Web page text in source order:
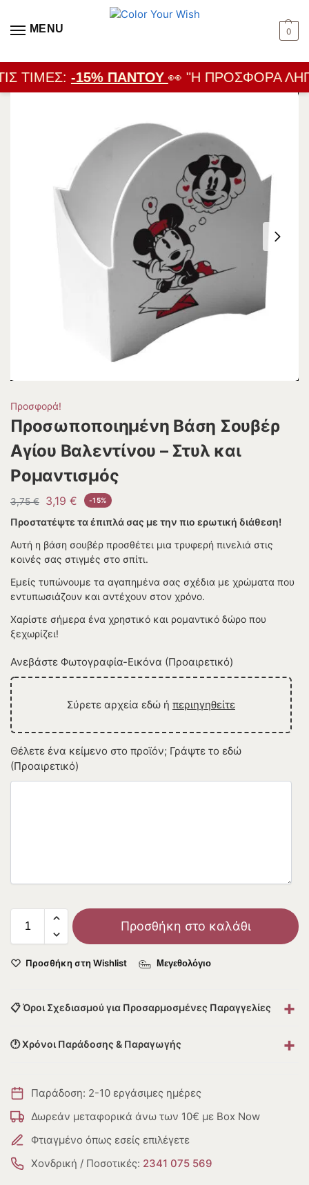
MENU 0
ΤΙΜΈΣ:-15% ΠΑΝΤΟΎ👀 "Η ΠΡΟΣΦΟΡΆ
Προσφορά!
Προσωποποιημένη Βάση Σουβέρ
Αγίου Βαλεντίνου – Στυλ και
Ρομαντισμός
3,75€ 3,19 € -15%
Προστατέψτε τα έπιπλά σας με την πιο ερωτική διάθεση!
Αυτή η βάση σουβέρ προσθέτει μια τρυφερή πινελιά στις
κοινές σας στιγμές στο σπίτι.
Εμείς τυπώνουμε τα αγαπημένα σας σχέδια με χρώματα που
εντυπωσιάζουν και αντέχουν στον χρόνο.
Χαρίστε σήμερα ένα χρηστικό και ρομαντικό δώρο που
ξεχωρίζει!
Ανεβάστε Φωτογραφία-Εικόνα (Προαιρετικό)
Σύρετε αρχεία εδώ ή περιηγηθείτε
Θέλετε ένα κείμενο στο προϊόν; Γράψτε το εδώ
(Προαιρετικό)
Προσθήκη στο καλάθι
Προσθήκη στη Wishlist Μεγεθολόγιο
📋 Όροι Σχεδιασμού για Προσαρμοσμένες Παραγγελίες +
🕐 Χρόνοι Παράδοσης & Παραγωγής +
Παράδοση: 2-10 εργάσιμες ημέρες
Δωρεάν μεταφορικά άνω των 10€ με Box Now
Φτιαγμένο όπως εσείς επιλέγετε
Χονδρική / Ποσοτικές: 2341 075 569